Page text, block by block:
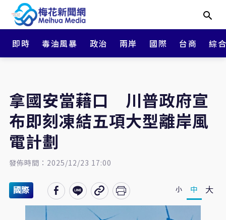
即時 毒油風暴 政治 兩岸 國際 台商 綜
拿國安當藉口 川普政府宣
布即刻凍結五項大型離岸風
電計劃
發佈時間：2025/12/23 17:00
國際 小 中 大